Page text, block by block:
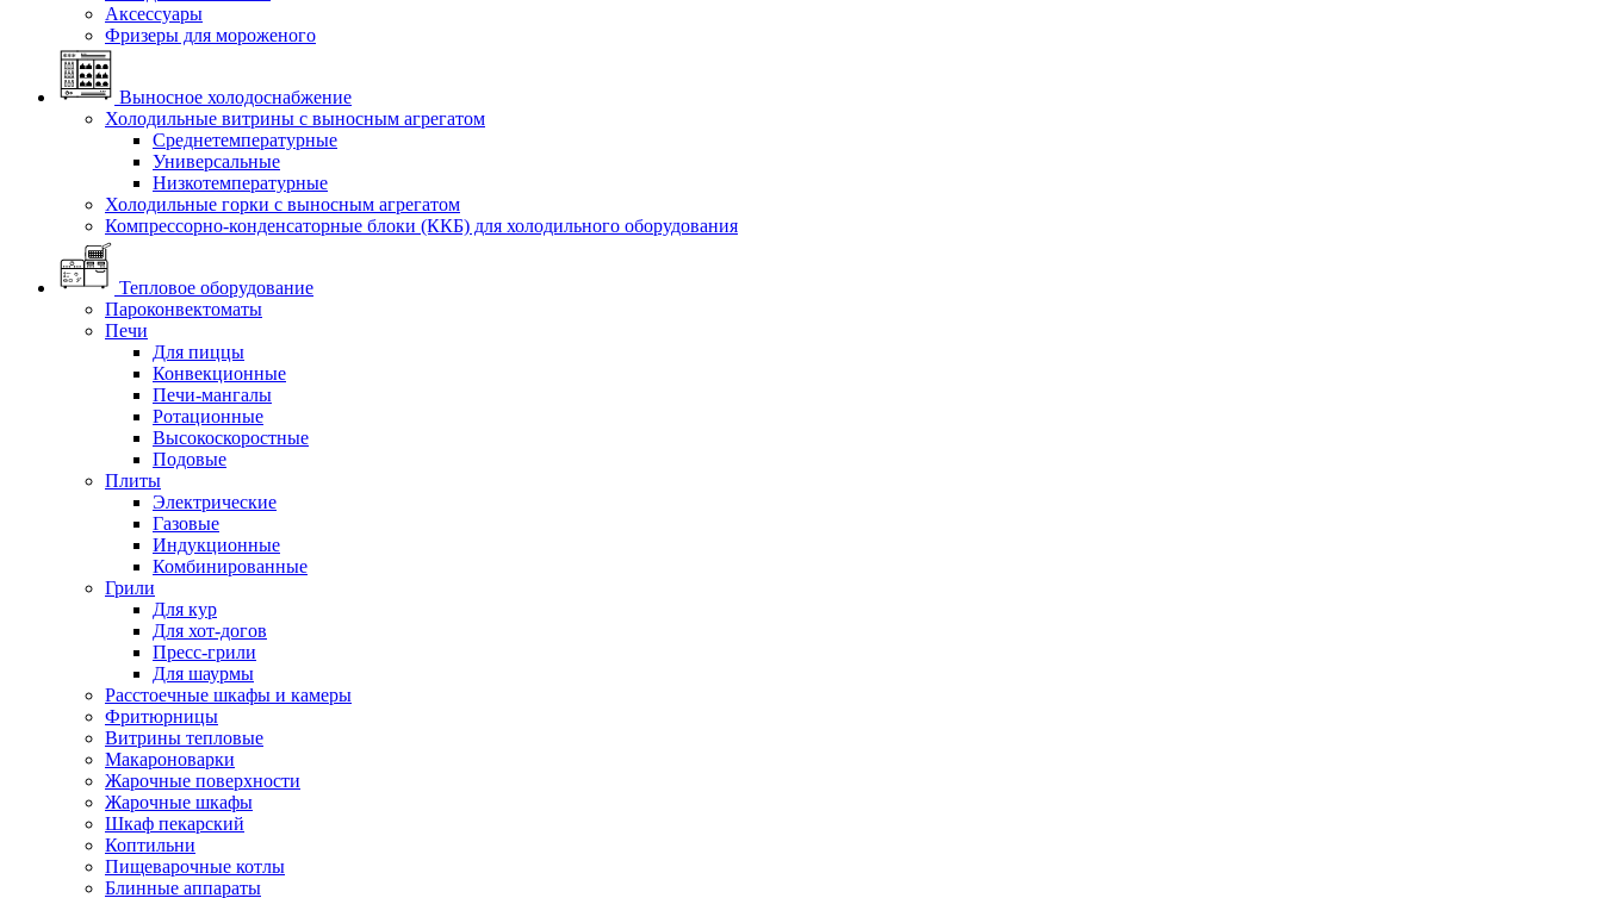
Аксессуары
Фризеры для мороженого
Выносное холодоснабжение
Холодильные витрины с выносным агрегатом
Среднетемпературные
Универсальные
Низкотемпературные
Холодильные горки с выносным агрегатом
Компрессорно-конденсаторные блоки (ККБ) для холодильного оборудования
Тепловое оборудование
Пароконвектоматы
Печи
Для пиццы
Конвекционные
Печи-мангалы
Ротационные
Высокоскоростные
Подовые
Плиты
Электрические
Газовые
Индукционные
Комбинированные
Грили
Для кур
Для хот-догов
Пресс-грили
Для шаурмы
Расстоечные шкафы и камеры
Фритюрницы
Витрины тепловые
Макароноварки
Жарочные поверхности
Жарочные шкафы
Шкаф пекарский
Коптильни
Пищеварочные котлы
Блинные аппараты